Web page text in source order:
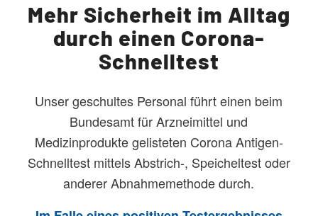
Mehr Sicherheit im Alltag
durch einen Corona-
Schnelltest
Unser geschultes Personal führt einen beim
Bundesamt für Arzneimittel und
Medizinprodukte gelisteten Corona Antigen-
Schnelltest mittels Abstrich-, Speicheltest oder
anderer Abnahmemethode durch.